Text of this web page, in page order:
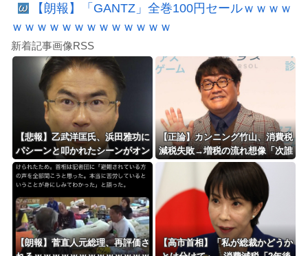
【朗報】「GANTZ」全巻100円セールｗｗｗｗ
ｗｗｗｗｗｗｗｗｗｗｗｗｗ
新着記事画像RSS
【悲報】乙武洋匡氏、浜田雅功に
パシーンと叩かれたシーンがオン
エアされず「障害者相手だと放送
されなくなる。俺、逆差別だと思
【正論】カンニング竹山、消費税
減税失敗→増税の流れ想像「次誰
が総理やりたいと思います？」
【朗報】菅直人元総理、再評価さ
【高市首相】「私が総裁かどうか